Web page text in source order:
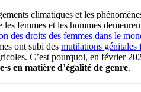
climatiques et les
femmes et les hommes
des droits des femmes dans le
ont subi des mutilations génitales
C’est pourquoi, en février
en matière d’égalité de genre.